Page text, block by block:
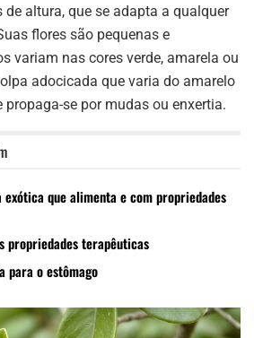
altura, que se adapta a qualquer
flores são pequenas e
variam nas cores verde, amarela ou
adocicada que varia do amarelo
propaga-se por mudas ou enxertia.
que alimenta e com propriedades
propriedades terapêuticas
para o estômago